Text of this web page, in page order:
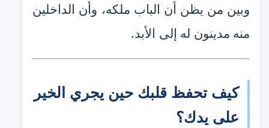
وبين من يظن أن الباب ملكه، وأن الداخلين
منه مدينون له إلى الأبد.
كيف تحفظ قلبك حين يجري الخير
على يدك؟